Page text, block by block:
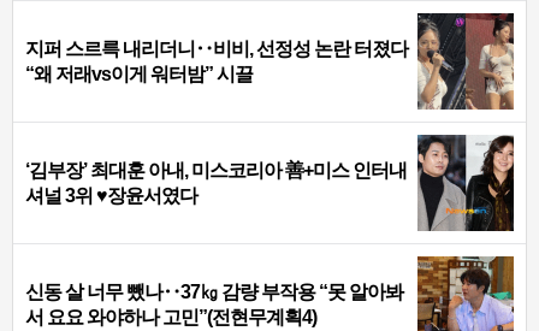
지퍼 스르륵 내리더니‥비비, 선정성 논란 터졌다
“왜 저래vs이게 워터밤” 시끌
‘김부장’ 최대훈 아내, 미스코리아 善+미스 인터내
셔널 3위 ♥장윤서였다
신동 살 너무 뺐나‥37㎏ 감량 부작용 “못 알아봐
서 요요 와야하나 고민”(전현무계획4)